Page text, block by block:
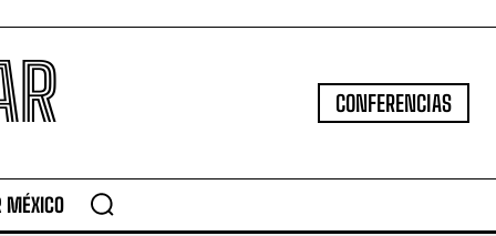
CONFERENCIAS
MÉXICO